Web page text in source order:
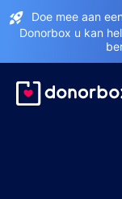
Doe mee aan
Donorbox u kan